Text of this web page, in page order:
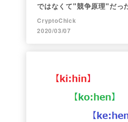
ではなくて"競争原理"だった
CryptoChick
2020/03/07